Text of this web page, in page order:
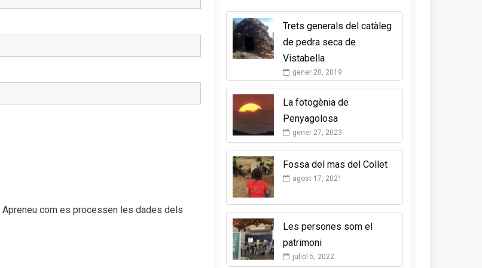
Apreneu com es processen les dades dels
Trets generals del catàleg
de pedra seca de
Vistabella
gener 20, 2019
La fotogènia de
Penyagolosa
gener 27, 2023
Fossa del mas del Collet
agost 17, 2021
Les persones som el
patrimoni
juliol 5, 2022